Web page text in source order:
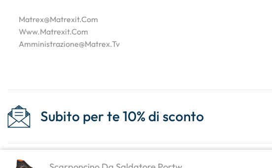
Matrex@matrexit.com
Www.matrexit.com
Amministrazione@matrex.tv
Subito per te 10% di sconto